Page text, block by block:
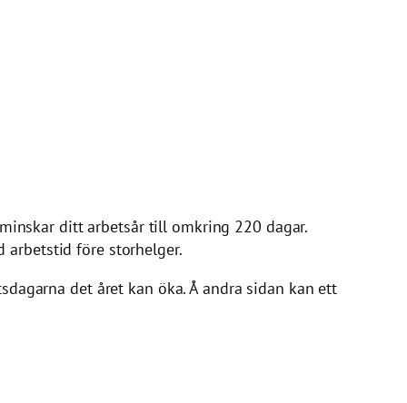
ditt arbetsår till omkring 220 dagar.
arbetstid före storhelger.
det året kan öka. Å andra sidan kan ett